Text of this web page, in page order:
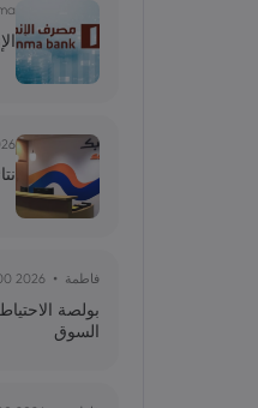
16:04
نتائج
فاطمة 2026 Jun 13, 00:00
بولصة
السوق